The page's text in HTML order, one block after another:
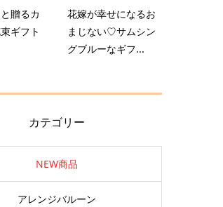
贈るカ
ギフト
花嫁が幸せになるお
まじない♡サムシン
グブルーなギフ...
カテゴリー
NEW商品
アレンジバルーン